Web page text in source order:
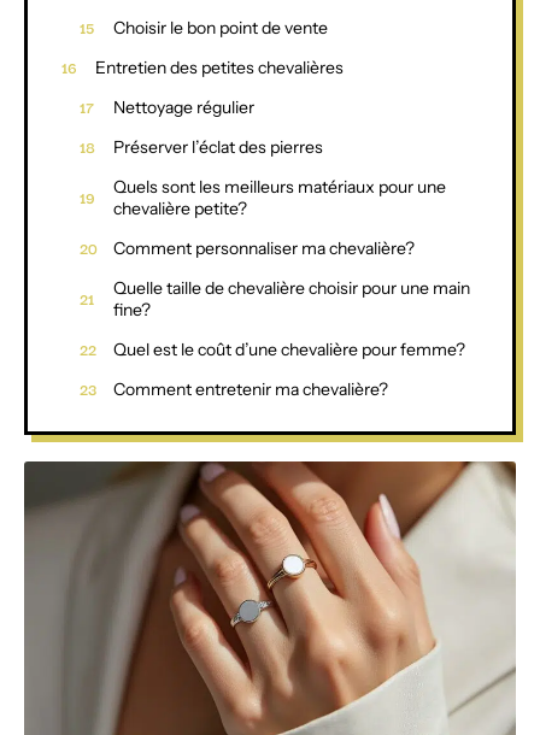
Choisir le bon point de vente
Entretien des petites chevalières
Nettoyage régulier
Préserver l’éclat des pierres
Quels sont les meilleurs matériaux pour une
chevalière petite?
Comment personnaliser ma chevalière?
Quelle taille de chevalière choisir pour une main
fine?
Quel est le coût d’une chevalière pour femme?
Comment entretenir ma chevalière?